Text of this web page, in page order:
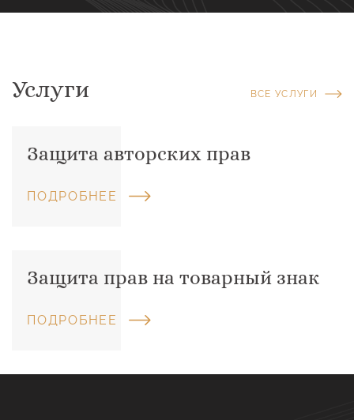
Услуги ВСЕ УСЛУГИ
Защита авторских прав
ПОДРОБНЕЕ
Защита прав на товарный знак
ПОДРОБНЕЕ